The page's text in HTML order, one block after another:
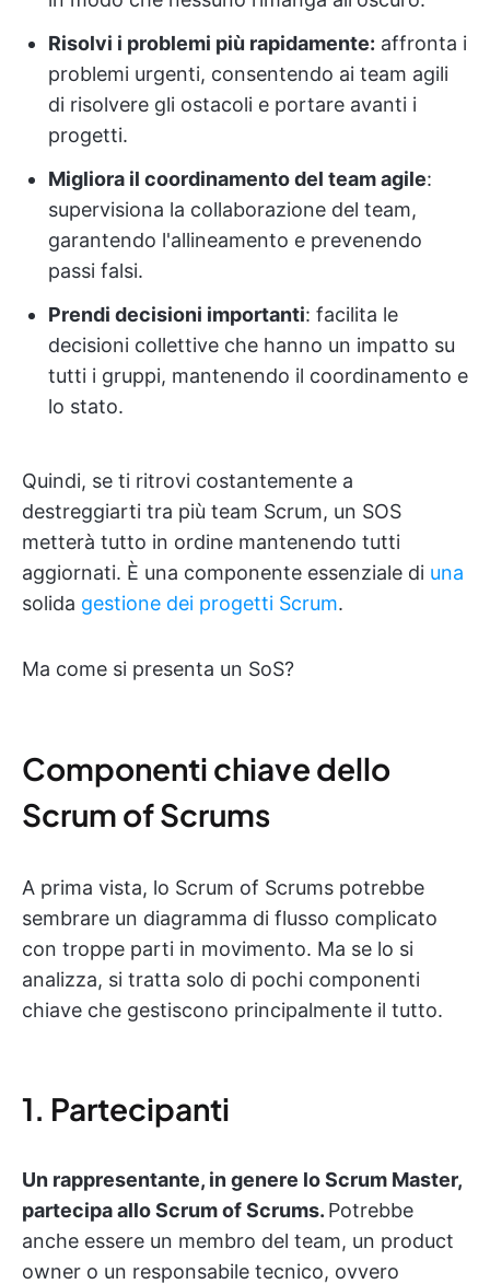
Risolvi i problemi più rapidamente: affronta i
problemi urgenti, consentendo ai team agili
di risolvere gli ostacoli e portare avanti i
progetti.
Migliora il coordinamento del team agile:
supervisiona la collaborazione del team,
garantendo l'allineamento e prevenendo
passi falsi.
Prendi decisioni importanti: facilita le
decisioni collettive che hanno un impatto su
tutti i gruppi, mantenendo il coordinamento e
lo stato.
Quindi, se ti ritrovi costantemente a
destreggiarti tra più team Scrum, un SOS
metterà tutto in ordine mantenendo tutti
aggiornati. È una componente essenziale di una
solida gestione dei progetti Scrum.
Ma come si presenta un SoS?
Componenti chiave dello
Scrum of Scrums
A prima vista, lo Scrum of Scrums potrebbe
sembrare un diagramma di flusso complicato
con troppe parti in movimento. Ma se lo si
analizza, si tratta solo di pochi componenti
chiave che gestiscono principalmente il tutto.
1. Partecipanti
Un rappresentante, in genere lo Scrum Master,
partecipa allo Scrum of Scrums. Potrebbe
anche essere un membro del team, un product
owner o un responsabile tecnico, ovvero